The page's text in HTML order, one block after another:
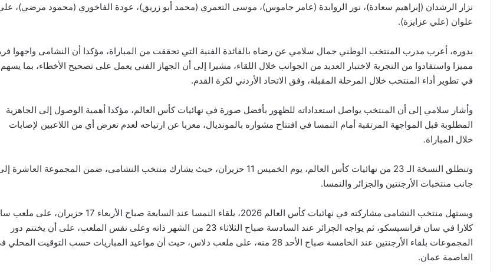
نزار الرشدان (إبراهيم سعادة)، نور الروابدة (عامر جاموس)، موسى التعمري (محمد أبو زريق)، عودة الفاخوري (محمود مرضي)،
علوان (علي عزايزة).
بدوره، أعرب مدرب المنتخب الوطني جمال سلامي عن رضاه بالفائدة الفنية التي تحققت من المباراة، مؤكدا أن النشامى واجهوا
مميزا واستفادوا من التجربة لاختبار العديد من الجوانب خلال اللقاء، مشيرا إلى أن الجهاز الفني يعمل على تصحيح الأخطاء، بما يسهم
في تطوير أداء المنتخب خلال المرحلة المقبلة، وفق الاتحاد الأردني لكرة القدم.
وأشار سلامي إلى أن المنتخب يواصل استعداداته للظهور بأفضل صورة في نهائيات كأس العالم، مؤكدا أهمية الوصول إلى الجاهزية
المطلوبة قبل المواجهة المرتقبة أمام النمسا في افتتاح مشواره بالمونديال، معربا عن ارتياحه لعدم تعرض أي من اللاعبين لإصابات
خلال المباراة.
وتنطلق النسخة الـ 23 من نهائيات كأس العالم، يوم الخميس 11 حزيران، حيث يشارك منتخب النشامى، ضمن المجموعة العاشرة
جانب منتخبات الأرجنتين والجزائر والنمسا.
ويستهل منتخب النشامى مشاركته في نهائيات كأس العالم 2026، بلقاء النمسا عند السابعة صباح الأربعاء 17 حزيران،
كلارا في سان فرانسيسكو، ثم يواجه الجزائر عند السادسة صباح الثلاثاء 23 من الشهر ذاته وعلى نفس الملعب، على أن يختتم دور
المجموعات بلقاء الأرجنتين عند الخامسة صباح الأحد 28 منه، على ملعب دلاس، حيث أن مواعيد المباريات حسب التوقيت
العاصمة عمان.